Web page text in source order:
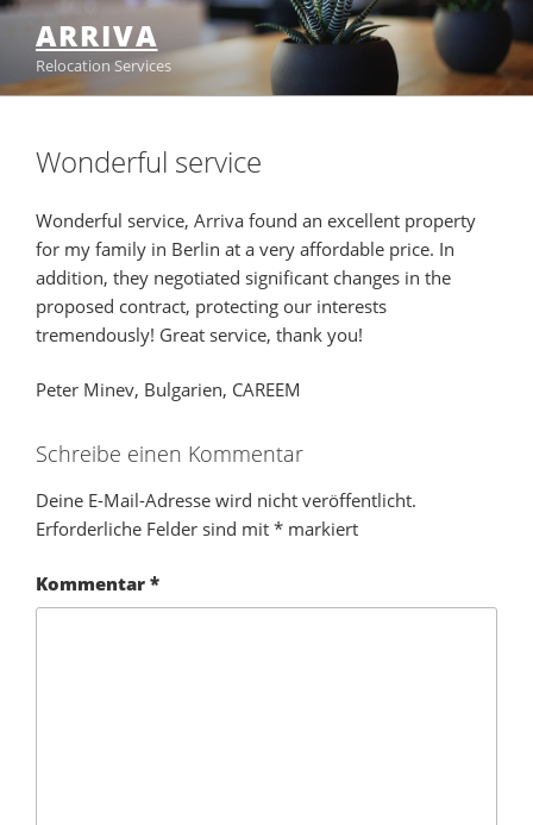
Zum
Inhalt
springen
ARRIVA
Relocation Services
Wonderful service
Wonderful service, Arriva found an excellent property
for my family in Berlin at a very affordable price. In
addition, they negotiated significant changes in the
proposed contract, protecting our interests
tremendously! Great service, thank you!
Peter Minev, Bulgarien, CAREEM
Schreibe einen Kommentar
Deine E-Mail-Adresse wird nicht veröffentlicht.
Erforderliche Felder sind mit * markiert
Kommentar *